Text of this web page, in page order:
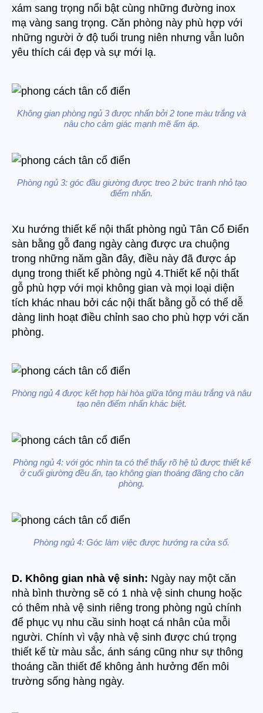
xám sang trọng nổi bật cùng những đường inox
mạ vàng sang trọng. Căn phòng này phù hợp với
những người ở độ tuổi trung niên nhưng vẫn luôn
yêu thích cái đẹp và sự mới lạ.
Không gian phòng ngủ 3 được nhấn bởi 2 tone màu trắng và
nâu cho cảm giác mạnh mẽ ấm áp.
Phòng ngủ 3: góc đầu giường được treo 2 bức tranh nhỏ tạo
điểm nhấn.
Xu hướng thiết kế nội thất phòng ngủ Tân Cổ Điển
sàn bằng gỗ đang ngày càng được ưa chuộng
trong những năm gần đây, điều này đã được áp
dụng trong thiết kế phòng ngủ 4.Thiết kế nội thất
gỗ phù hợp với mọi không gian và mọi loại diện
tích khác nhau bởi các nội thất bằng gỗ có thể dễ
dàng linh hoạt điều chỉnh sao cho phù hợp với căn
phòng.
Phòng ngủ 4 được kết hợp hài hòa giữa tông màu trắng và nâu
tạo nên điểm nhấn khác biệt.
Phòng ngủ 4: với góc nhìn ta có thể thấy rõ hệ tủ được thiết kế
ở cuối giường đều ẩn, tạo không gian thoáng đãng cho căn
phòng.
Phòng ngủ 4: Góc làm việc được hướng ra cửa sổ.
D. Không gian nhà vệ sinh: Ngày nay một căn
nhà bình thường sẽ có 1 nhà vệ sinh chung hoặc
có thêm nhà vệ sinh riêng trong phòng ngủ chính
để phục vụ nhu cầu sinh hoạt cá nhân của mỗi
người. Chính vì vậy nhà vệ sinh được chú trọng
thiết kế từ màu sắc, ánh sáng cũng như sự thông
thoáng cần thiết để không ảnh hưởng đến môi
trường sống hàng ngày.